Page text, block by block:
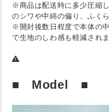
※商品は配送時に多少圧縮
のシワや中綿の偏り、ふく
※開封後数日程度で本体の
で生地のしわ感も軽減されま
■ Model ■